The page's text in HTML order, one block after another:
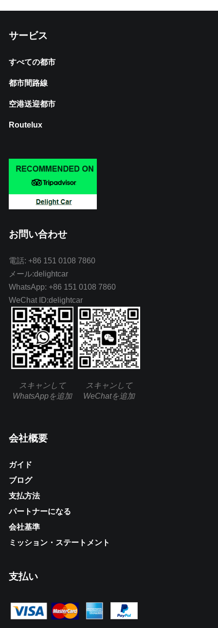
サービス
すべての都市
都市間路線
空港送迎都市
Routelux
お問い合わせ
電話: +86 151 0108 7860
メール:delightcar
WhatsApp: +86 151 0108 7860
WeChat ID:delightcar
スキャンして
WhatsAppを追加
スキャンして
WeChatを追加
会社概要
ガイド
ブログ
支払方法
パートナーになる
会社基準
ミッション・ステートメント
支払い